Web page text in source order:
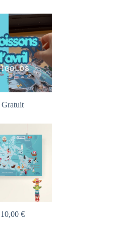
Gratuit
10,00 €